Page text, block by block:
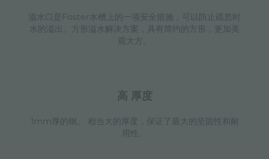
溢水口是Foster水槽上的一项安全措施，可以防止疏忽时
水的溢出。方形溢水解决方案，具有简约的方形，更加美
观大方。
高 厚度
1mm厚的钢。 相当大的厚度，保证了最大的坚固性和耐
用性。